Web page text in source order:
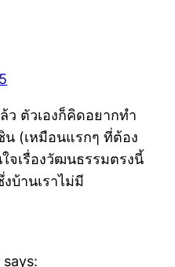
ว ตัวเองก็คิดอยากทำ
น (เหมือนแรกๆ ที่ต้อง
จเรื่องวัฒนธรรมตรงนี้
บ้านเราไม่มี
says: